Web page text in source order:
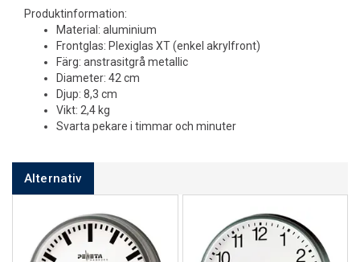
Produktinformation:
Material: aluminium
Frontglas: Plexiglas XT (enkel akrylfront)
Färg: anstrasitgrå metallic
Diameter: 42 cm
Djup: 8,3 cm
Vikt: 2,4 kg
Svarta pekare i timmar och minuter
Alternativ